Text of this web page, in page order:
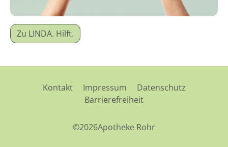
Zu LINDA. Hilft.
Kontakt Impressum
Datenschutz
Barrierefreiheit
©2026Apotheke Rohr